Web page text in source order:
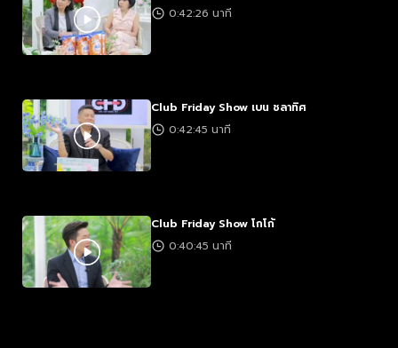
0:42:26 นาที
Club Friday Show เบน ชลาทิศ
0:42:45 นาที
Club Friday Show โกโก้
0:40:45 นาที